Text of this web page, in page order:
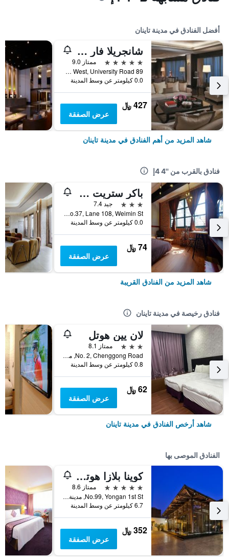
أفضل الفنادق في مدينة تاينان
شانجريلا فار إيسترن تاينان
5 نجوم
ممتاز 9.0
89 Section West, University Road, مدينة تاينان, تايوان
0.0 كيلومتر عن وسط المدينة
427 ﷼
عرض الصفقة
شاهد المزيد من أهم الفنادق في مدينة تاينان
فنادق بالقرب من ''4 4إ
باكر ستريت ديزاين إن
3 نجوم
جيد 7.4
No.37, Lane 108, Weimin St., مدينة تاينان, تايوان
0.0 كيلومتر عن وسط المدينة
74 ﷼
عرض الصفقة
شاهد المزيد من الفنادق القريبة
فنادق رخيصة في مدينة تاينان
لان يين هوتل
3 نجوم
ممتاز 8.1
No. 2, Chenggong Road, مدينة تاينان, تايوان
0.8 كيلومتر عن وسط المدينة
62 ﷼
عرض الصفقة
شاهد أرخص الفنادق في مدينة تاينان
الفنادق الموصى بها
كوينا بلازا هوتل تاينان
5 نجوم
ممتاز 8.6
No.99, Yongan 1st St, مدينة تاينان, تايوان
6.7 كيلومتر عن وسط المدينة
352 ﷼
عرض الصفقة